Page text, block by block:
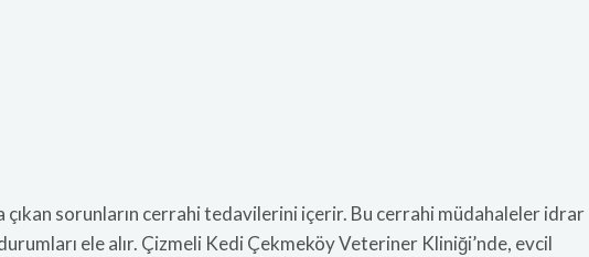
sorunların cerrahi tedavilerini içerir. Bu cerrahi müdahaleler idrar
ele alır. Çizmeli Kedi Çekmeköy Veteriner Kliniği’nde, evcil